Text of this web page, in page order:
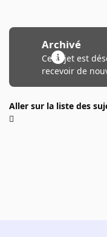
Archivé
Ce sujet est
recevoir de
Aller sur la liste des